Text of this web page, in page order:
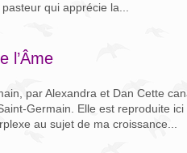
qui apprécie la...
l’Âme
par Alexandra et Dan Cette
Germain. Elle est reproduite
au sujet de ma croissance...